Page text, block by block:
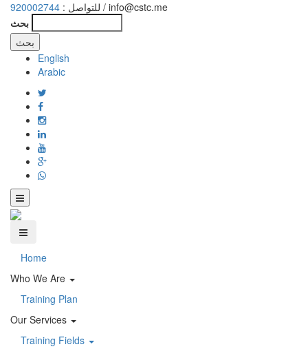
للتواصل : 920002744
/ info@cstc.me
بحث
English
Arabic
Home
Who We Are
Training Plan
Our Services
Training Fields